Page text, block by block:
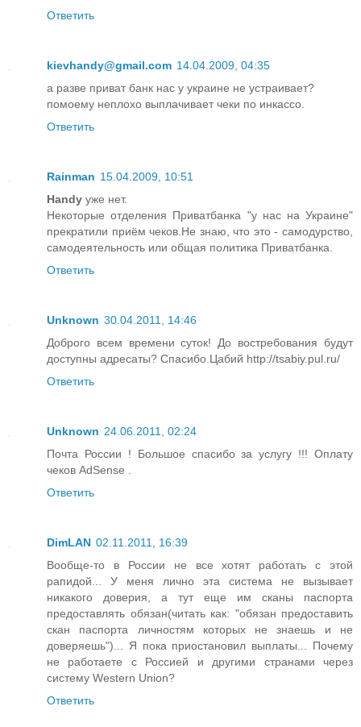
Ответить
kievhandy@gmail.com 14.04.2009, 04:35
а разве приват банк нас у украине не устраивает?
помоему неплохо выплачивает чеки по инкассо.
Ответить
Rainman 15.04.2009, 10:51
Handy уже нет.
Некоторые отделения Приватбанка "у нас на Украине"
прекратили приём чеков.Не знаю, что это - самодурство,
самодеятельность или общая политика Приватбанка.
Ответить
Unknown 30.04.2011, 14:46
Доброго всем времени суток! До востребования будут
доступны адресаты? Спасибо.Цабий http://tsabiy.pul.ru/
Ответить
Unknown 24.06.2011, 02:24
Почта России ! Большое спасибо за услугу !!! Оплату
чеков AdSense .
Ответить
DimLAN 02.11.2011, 16:39
Вообще-то в России не все хотят работать с этой
рапидой... У меня лично эта система не вызывает
никакого доверия, а тут еще им сканы паспорта
предоставлять обязан(читать как: "обязан предоставить
скан паспорта личностям которых не знаешь и не
доверяешь")... Я пока приостановил выплаты... Почему
не работаете с Россией и другими странами через
систему Western Union?
Ответить